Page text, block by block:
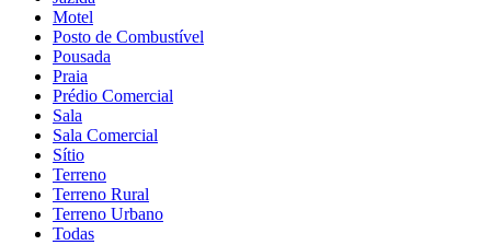
Motel
Posto de Combustível
Pousada
Praia
Prédio Comercial
Sala
Sala Comercial
Sítio
Terreno
Terreno Rural
Terreno Urbano
Todas